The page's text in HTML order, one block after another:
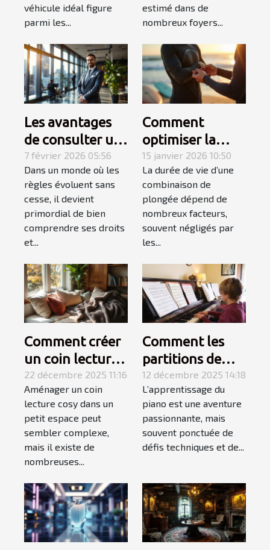
véhicule idéal figure
parmi les...
estimé dans de
nombreux foyers...
Les avantages
de consulter un
spécialiste du
droit
7 février 2026 05:56
Dans un monde où les
règles évoluent sans
cesse, il devient
primordial de bien
comprendre ses droits
et...
Comment
optimiser la
durabilité de
votre
combinaison de
plongée ?
15 janvier 2026 10:50
La durée de vie d’une
combinaison de
plongée dépend de
nombreux facteurs,
souvent négligés par
les...
Comment créer
un coin lecture
cosy dans un
petit espace ?
22 décembre 2025 11:16
Aménager un coin
lecture cosy dans un
petit espace peut
sembler complexe,
mais il existe de
nombreuses...
Comment les
partitions de
niveau variable
favorisent
l'apprentissage
du piano ?
12 décembre 2025 14:18
L’apprentissage du
piano est une aventure
passionnante, mais
souvent ponctuée de
défis techniques et de...